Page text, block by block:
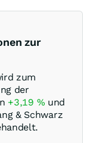
zur
zum
der
+3,19 % und
& Schwarz